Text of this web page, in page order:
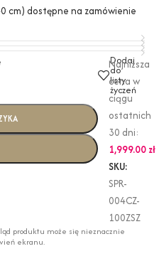
cm) dostępne na zamówienie
Dodaj
do
listy
życzeń
Najniższa
cena w
ciągu
ostatnich
30 dni:
1,999.00 zł
SKU:
SPR-
004CZ-
100ZSZ
produktu może się nieznacznie
ekranu.